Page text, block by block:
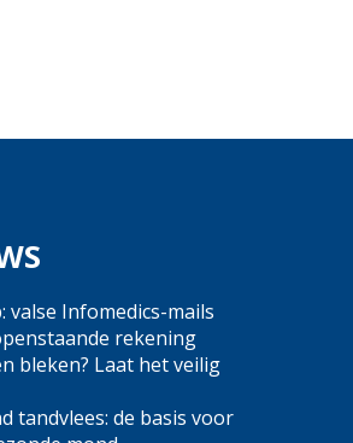
valse Infomedics-mails
rekening
bleken? Laat het veilig
tandvlees: de basis voor